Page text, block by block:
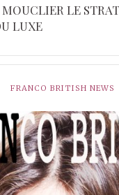
LE
LUXE
FRANCO BRITISH NEWS